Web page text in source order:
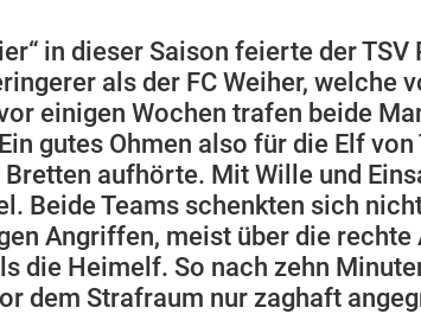
in dieser Saison feierte der
als der FC Weiher, welche
einigen Wochen trafen beide
gutes Ohmen also für die Elf
aufhörte. Mit Wille und
Beide Teams schenkten sich
Angriffen, meist über die
die Heimelf. So nach zehn
dem Strafraum nur zaghaft